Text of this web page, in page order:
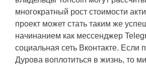
многократный рост стоимости
проект может стать таким же
начинанием как мессенджер
социальная сеть Вконтакте. Если
Дурова воплотиться в жизнь, то